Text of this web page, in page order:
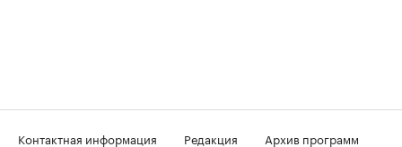
Контактная информация Редакция
Архив программ